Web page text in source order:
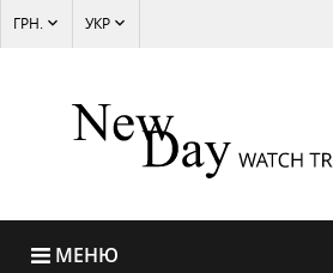
ГРН. УКР
МЕНЮ